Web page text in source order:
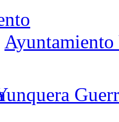
Ayuntamiento